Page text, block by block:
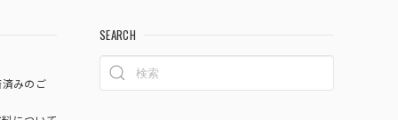
みのご
SEARCH